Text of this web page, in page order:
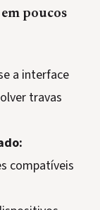
poucos
a interface
travas
compatíveis